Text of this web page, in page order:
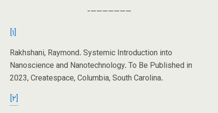
———————-
[۱]
Rakhshani, Raymond. Systemic Introduction into
Nanoscience and Nanotechnology. To Be Published in
2023, Createspace, Columbia, South Carolina.
[۲]